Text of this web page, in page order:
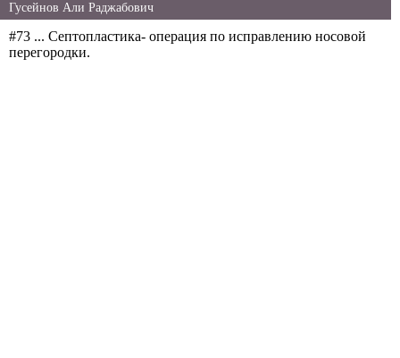
Гусейнов Али Раджабович
#73 ... Септопластика- операция по исправлению носовой
перегородки.